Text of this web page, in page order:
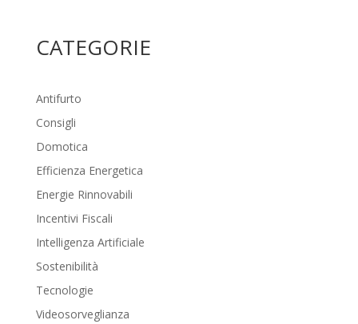
CATEGORIE
Antifurto
Consigli
Domotica
Efficienza Energetica
Energie Rinnovabili
Incentivi Fiscali
Intelligenza Artificiale
Sostenibilità
Tecnologie
Videosorveglianza